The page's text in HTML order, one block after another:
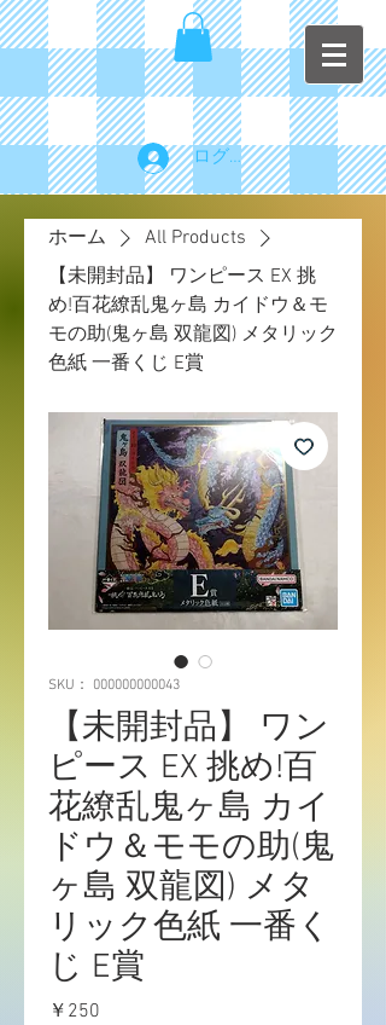
ログイン
ホーム
All Products
【未開封品】 ワンピース EX 挑
め!百花繚乱鬼ヶ島 カイドウ＆モ
モの助(鬼ヶ島 双龍図) メタリック
色紙 一番くじ E賞
SKU： 000000000043
【未開封品】 ワン
ピース EX 挑め!百
花繚乱鬼ヶ島 カイ
ドウ＆モモの助(鬼
ヶ島 双龍図) メタ
リック色紙 一番く
じ E賞
￥250